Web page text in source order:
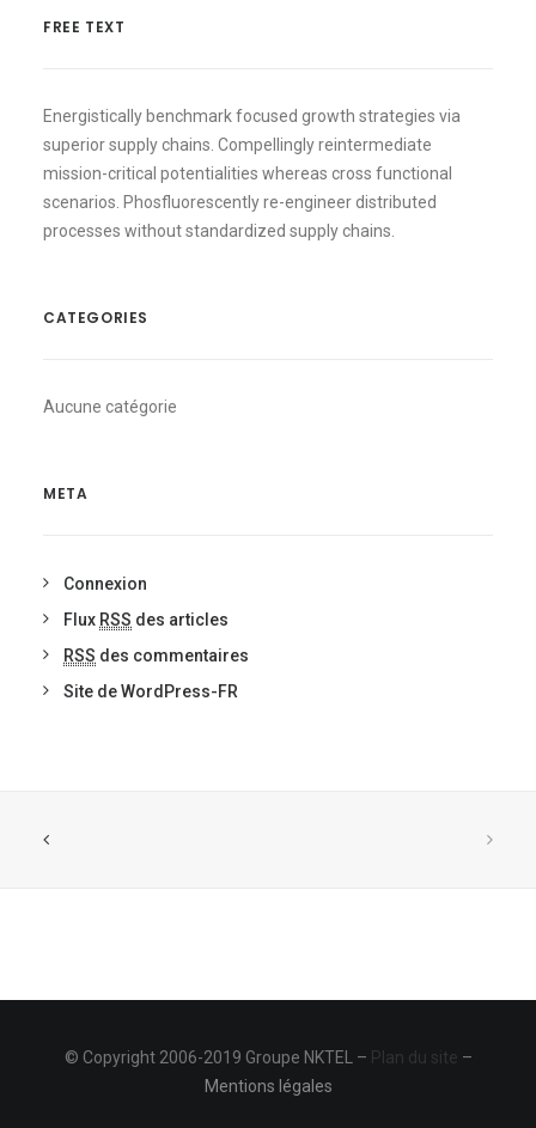
FREE TEXT
Energistically benchmark focused growth strategies via
superior supply chains. Compellingly reintermediate
mission-critical potentialities whereas cross functional
scenarios. Phosfluorescently re-engineer distributed
processes without standardized supply chains.
CATEGORIES
Aucune catégorie
META
Connexion
Flux RSS des articles
RSS des commentaires
Site de WordPress-FR
© Copyright 2006-2019 Groupe NKTEL – Plan du site –
Mentions légales